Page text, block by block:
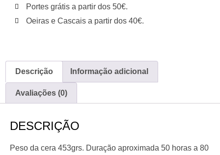
Portes grátis a partir dos 50€.
Oeiras e Cascais a partir dos 40€.
Descrição Informação adicional
Avaliações (0)
DESCRIÇÃO
Peso da cera 453grs. Duração aproximada 50 horas a 80